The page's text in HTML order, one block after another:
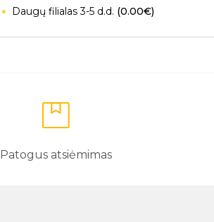
Daugų filialas 3-5 d.d. (0.00€)
Patogus atsiėmimas